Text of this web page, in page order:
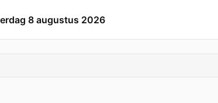
8 augustus 2026